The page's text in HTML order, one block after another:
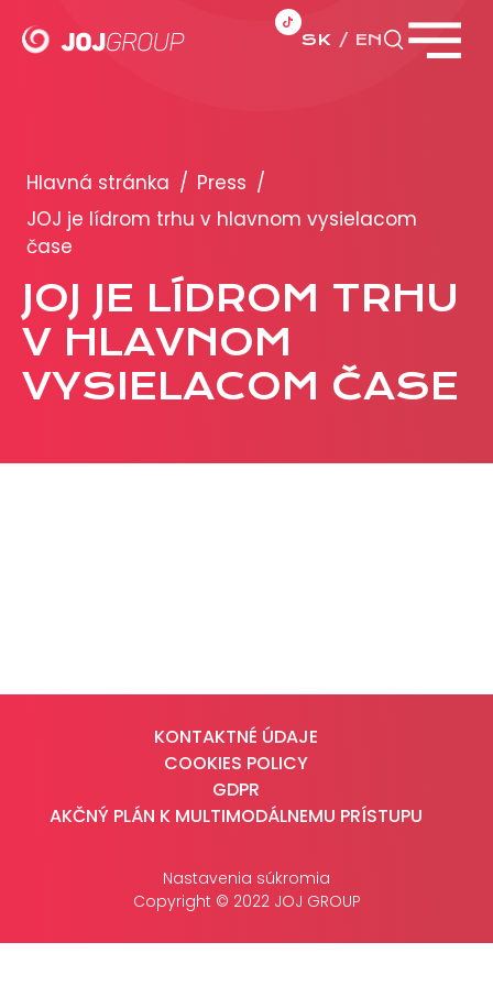
SK EN
Brandy
Produkty
PRODUKCIA
REKLAMA
Viac o reklamných formátoch
Tlačové správy
B2B Rozhovory
VEREJNÉ VYSIELANIE MS 2026
Hlavná stránka / Press /
JOJ je lídrom trhu v hlavnom vysielacom
čase
JOJ JE LÍDROM TRHU
V HLAVNOM
VYSIELACOM ČASE
KONTAKTNÉ ÚDAJE
COOKIES POLICY
GDPR
AKČNÝ PLÁN K MULTIMODÁLNEMU PRÍSTUPU
Nastavenia súkromia
Copyright © 2022 JOJ GROUP